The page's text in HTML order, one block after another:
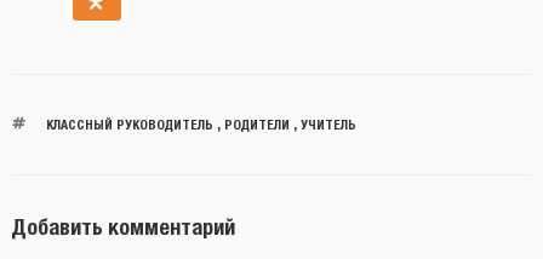
КЛАССНЫЙ РУКОВОДИТЕЛЬ , РОДИТЕЛИ , УЧИТЕЛЬ
Добавить комментарий